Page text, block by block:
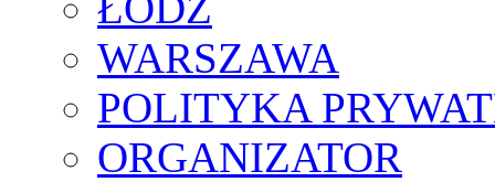
WARSZAWA
POLITYKA
ORGANIZATOR